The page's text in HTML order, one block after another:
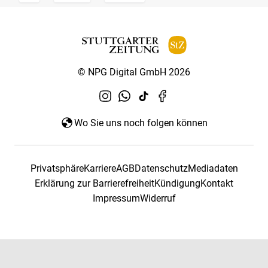
© NPG Digital GmbH 2026
Wo Sie uns noch folgen können
PrivatsphäreKarriereAGBDatenschutzMediadaten
Erklärung zur BarrierefreiheitKündigungKontakt
ImpressumWiderruf